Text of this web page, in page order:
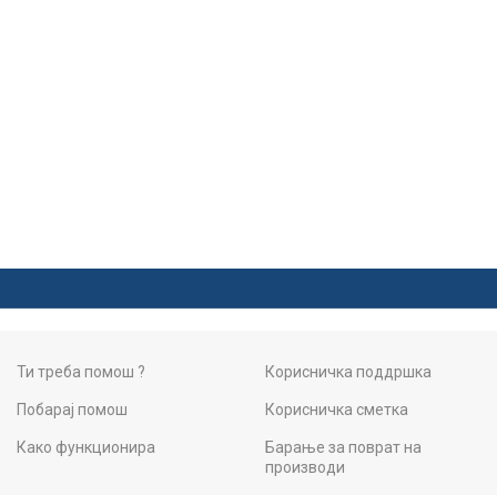
Ти треба помош ?
Побарај помош
Како функционира
Корисничка поддршка
Корисничка сметка
Барање за поврат на
производи